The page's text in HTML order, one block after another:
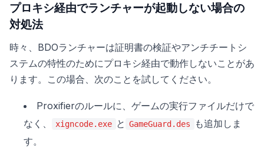
プロキシ経由でランチャーが起動しない場合の
対処法
時々、BDOランチャーは証明書の検証やアンチチートシ
ステムの特性のためにプロキシ経由で動作しないことがあ
ります。この場合、次のことを試してください。
Proxifierのルールに、ゲームの実行ファイルだけで
なく、
xigncode.exe と GameGuard.des
も追加しま
す。